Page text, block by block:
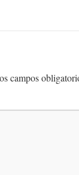
campos